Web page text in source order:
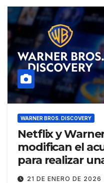
WARNER BROS. DISCOVERY
Netflix y
modifican el
para realizar
totalmente en
21 DE ENERO DE 2026